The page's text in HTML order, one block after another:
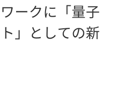
ークに「量子
」としての新